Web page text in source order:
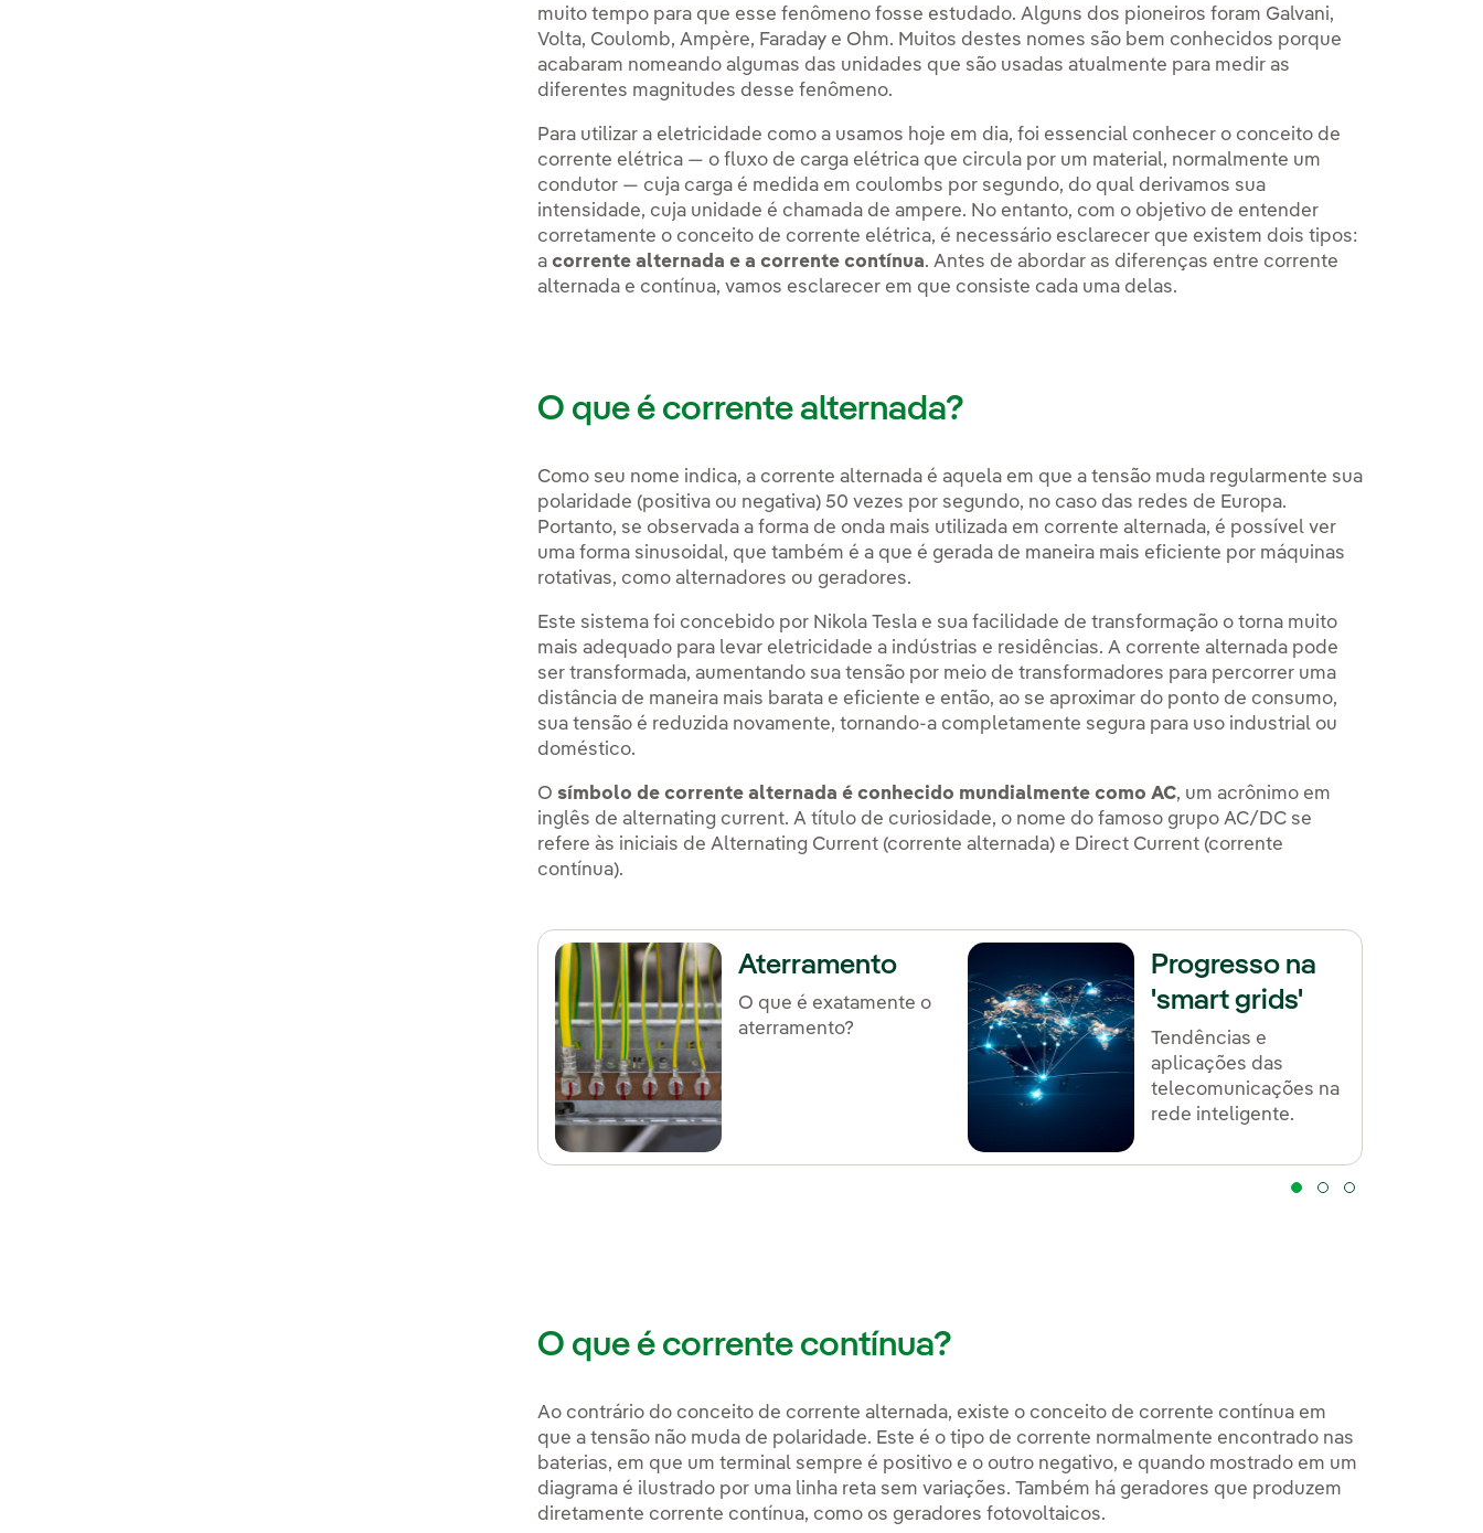
muito tempo para que esse fenômeno fosse estudado. Alguns dos pioneiros foram Galvani,
Volta, Coulomb, Ampère, Faraday e Ohm. Muitos destes nomes são bem conhecidos porque
acabaram nomeando algumas das unidades que são usadas atualmente para medir as
diferentes magnitudes desse fenômeno.
Para utilizar a eletricidade como a usamos hoje em dia, foi essencial conhecer o conceito de
corrente elétrica — o fluxo de carga elétrica que circula por um material, normalmente um
condutor — cuja carga é medida em coulombs por segundo, do qual derivamos sua
intensidade, cuja unidade é chamada de ampere. No entanto, com o objetivo de entender
corretamente o conceito de corrente elétrica, é necessário esclarecer que existem dois tipos:
acorrente alternada e a corrente contínua. Antes de abordar as diferenças entre corrente
alternada e contínua, vamos esclarecer em que consiste cada uma delas.
O que é corrente alternada?
Como seu nome indica, a corrente alternada é aquela em que a tensão muda regularmente sua
polaridade (positiva ou negativa) 50 vezes por segundo, no caso das redes de Europa.
Portanto, se observada a forma de onda mais utilizada em corrente alternada, é possível ver
uma forma sinusoidal, que também é a que é gerada de maneira mais eficiente por máquinas
rotativas, como alternadores ou geradores.
Este sistema foi concebido por Nikola Tesla e sua facilidade de transformação o torna muito
mais adequado para levar eletricidade a indústrias e residências. A corrente alternada pode
ser transformada, aumentando sua tensão por meio de transformadores para percorrer uma
distância de maneira mais barata e eficiente e então, ao se aproximar do ponto de consumo,
sua tensão é reduzida novamente, tornando-a completamente segura para uso industrial ou
doméstico.
O símbolo de corrente alternada é conhecido mundialmente como AC, um acrônimo em
inglês de alternating current. A título de curiosidade, o nome do famoso grupo AC/DC se
refere às iniciais de Alternating Current (corrente alternada) e Direct Current (corrente
contínua).
Aterramento
O que é exatamente o
aterramento?
Progresso na
'smart grids'
Tendências e
aplicações das
telecomunicações na
rede inteligente.
O que é corrente contínua?
Ao contrário do conceito de corrente alternada, existe o conceito de corrente contínua em
que a tensão não muda de polaridade. Este é o tipo de corrente normalmente encontrado nas
baterias, em que um terminal sempre é positivo e o outro negativo, e quando mostrado em um
diagrama é ilustrado por uma linha reta sem variações. Também há geradores que produzem
diretamente corrente contínua, como os geradores fotovoltaicos.